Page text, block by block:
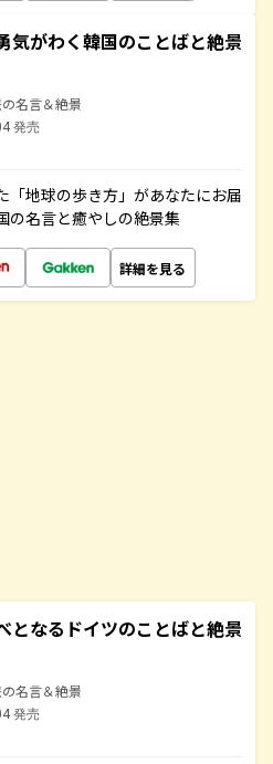
気がわく韓国のことばと絶景
名言＆絶景
発売
「地球の歩き方」があなたにお届
の名言と癒やしの絶景集
詳細を見る
となるドイツのことばと絶景
名言＆絶景
発売